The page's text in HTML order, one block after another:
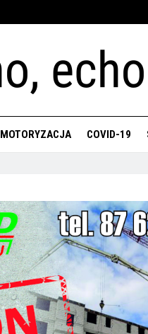
MOTORYZACJA COVID-19